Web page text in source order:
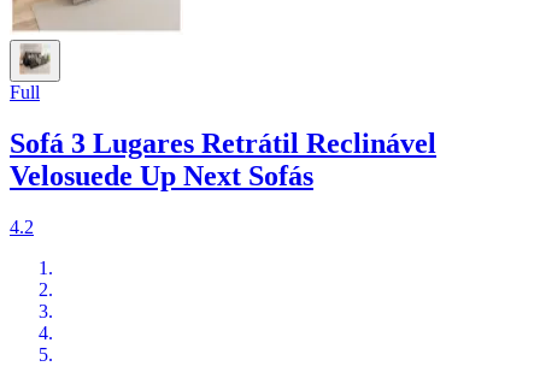
Full
Sofá 3 Lugares Retrátil Reclinável
Velosuede Up Next Sofás
4.2